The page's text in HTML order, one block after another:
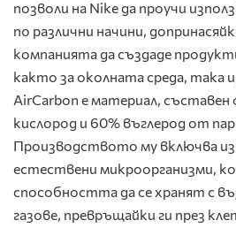
позволи на Nike да проучи
по различни начини,
компанията да създаде
както за околната среда, така
AirCarbon е материал,
кислород и 60% въглерод от
Производството му включва
естествени микроорганизми,
способността да се хранят с
газове, превръщайки ги през